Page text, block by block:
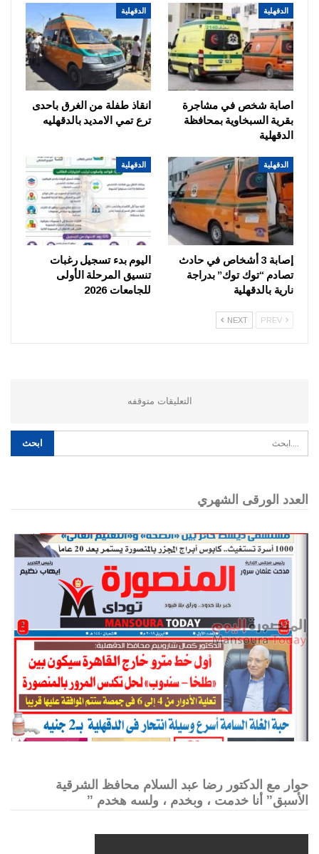
الدقهلية
اصابة شخص في مشاجرة
بقرية السبخاوية بمحافظة
الدقهلية
الدقهلية
انقاذ طفلة من الغرق باحدى
ترع تمي الامديد بالدقهليه
الدقهلية
إصابة 3 أشخاص في حادث
تصادم “توك توك” بدراجة
نارية بالدقهلية
الدقهلية
اليوم بدء تسجيل رغبات
تنسيق المرحلة الأولى
للجامعات 2026
NEXT
التعليقات متوقفه
العدد الورقى الشهري
حوار مع الدكتور رضا عبد السلام محافظ الشرقية
الأسبق” أنا خدمت ، وبخدم ، ولسه هخدم ”